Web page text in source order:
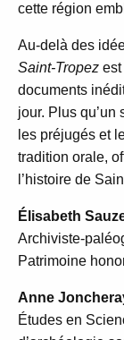
cette région
Au-delà des
Saint-Tropez
documents
jour. Plus
les préjugés et
tradition orale,
l’histoire de
Élisabeth
Archiviste-
Patrimoine
Anne
Études en